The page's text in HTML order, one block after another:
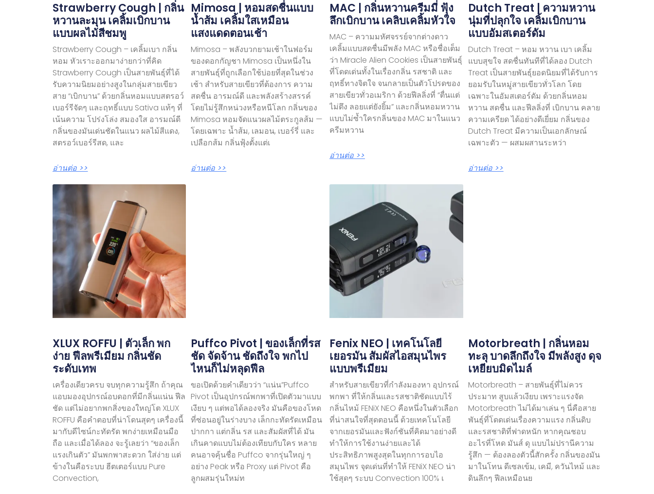
Strawberry Cough | กลิ่น
หวานละมุน เคลิ้มเบิกบาน
แบบผลไม้สีชมพู
Strawberry Cough – เคลิ้มเบา กลิ่น
หอม หัวเราะออกมาง่ายกว่าที่คิด
Strawberry Cough เป็นสายพันธุ์ที่ได้
รับความนิยมอย่างสูงในกลุ่มสายเขียว
สาย “เบิกบาน” ด้วยกลิ่นหอมแบบสตรอว์
เบอร์รีจัดๆ และฤทธิ์แบบ Sativa แท้ๆ ที่
เน้นความ โปร่งโล่ง สมองใส อารมณ์ดี
กลิ่นของมันเด่นชัดในแนว ผลไม้สีแดง,
สตรอว์เบอร์รีสด, และ
อ่านต่อ >>
Mimosa | หอมสดชื่นแบบ
น้ำส้ม เคลิ้มใสเหมือน
แสงแดดตอนเช้า
Mimosa – พลังบวกยามเช้าในฟอร์ม
ของดอกกัญชา Mimosa เป็นหนึ่งใน
สายพันธุ์ที่ถูกเลือกใช้บ่อยที่สุดในช่วง
เช้า สำหรับสายเขียวที่ต้องการ ความ
สดชื่น อารมณ์ดี และพลังสร้างสรรค์
โดยไม่รู้สึกหน่วงหรือหนีโลก กลิ่นของ
Mimosa หอมจัดแนวผลไม้ตระกูลส้ม —
โดยเฉพาะ น้ำส้ม, เลมอน, เบอร์รี่ และ
เปลือกส้ม กลิ่นฟุ้งตั้งแต่เ
อ่านต่อ >>
MAC | กลิ่นหวานครีมมี่ ฟุ้ง
ลึกเบิกบาน เคลิบเคลิ้มหัวใจ
MAC – ความมหัศจรรย์จากต่างดาว
เคลิ้มแบบสดชื่นมีพลัง MAC หรือชื่อเต็ม
ว่า Miracle Alien Cookies เป็นสายพันธุ์
ที่โดดเด่นทั้งในเรื่องกลิ่น รสชาติ และ
ฤทธิ์ทางจิตใจ จนกลายเป็นตัวโปรดของ
สายเขียวทั่วอเมริกา ด้วยฟีลลิ่งที่ “ตื่นแต่
ไม่ตึง ลอยแต่ยังยิ้ม” และกลิ่นหอมหวาน
แบบไม่ซ้ำใครกลิ่นของ MAC มาในแนว
ครีมหวาน
อ่านต่อ >>
Dutch Treat | ความหวาน
นุ่มที่ปลุกใจ เคลิ้มเบิกบาน
แบบอัมสเตอร์ดัม
Dutch Treat – หอม หวาน เบา เคลิ้ม
แบบสุขใจ สดชื่นทันทีที่ได้ลอง Dutch
Treat เป็นสายพันธุ์ยอดนิยมที่ได้รับการ
ยอมรับในหมู่สายเขียวทั่วโลก โดย
เฉพาะในอัมสเตอร์ดัม ด้วยกลิ่นหอม
หวาน สดชื่น และฟีลลิ่งที่ เบิกบาน คลาย
ความเครียด ได้อย่างดีเยี่ยม กลิ่นของ
Dutch Treat มีความเป็นเอกลักษณ์
เฉพาะตัว — ผสมผสานระหว่า
อ่านต่อ >>
XLUX ROFFU | ตัวเล็ก พก
ง่าย ฟีลพรีเมียม กลิ่นชัด
ระดับเทพ
เครื่องเดียวครบ จบทุกความรู้สึก ถ้าคุณ
แอบมองอุปกรณ์อบดอกที่มีกลิ่นแน่น ฟีล
ชัด แต่ไม่อยากพกสิ่งของใหญ่โต XLUX
ROFFU คือคำตอบที่น่าโดนสุดๆ เครื่องนี้
มากับดีไซน์กะทัดรัด พกง่ายเหมือนมือ
ถือ และเมื่อได้ลอง จะรู้เลยว่า “ของเล็ก
แรงเกินตัว” มันพกพาสะดวก ใส่ง่าย แต่
ข้างในคือระบบ ฮีตเตอร์แบบ Pure
Convection,
Puffco Pivot | ของเล็กที่รส
ชัด จัดจ้าน ชัดถึงใจ พกไป
ไหนก็ไม่หลุดฟีล
ขอเปิดด้วยคำเดียวว่า “แน่น”Puffco
Pivot เป็นอุปกรณ์พกพาที่เปิดตัวมาแบบ
เงียบ ๆ แต่พอได้ลองจริง มันคือของโหด
ที่ซ่อนอยู่ในร่างบาง เล็กกะทัดรัดเหมือน
ปากกา แต่กลิ่น รส และสัมผัสที่ได้ มัน
เกินคาดแบบไม่ต้องเทียบกับใคร หลาย
คนอาจคุ้นชื่อ Puffco จากรุ่นใหญ่ ๆ
อย่าง Peak หรือ Proxy แต่ Pivot คือ
ลูกผสมรุ่นใหม่ท
Fenix ​​​​NEO | เทคโนโลยี
เยอรมัน สัมผัสไอสมุนไพร
แบบพรีเมียม
สำหรับสายเขียวที่กำลังมองหา อุปกรณ์
พกพา ที่ให้กลิ่นและรสชาติชัดแบบไร้
กลิ่นไหม้ FENiX NEO คือหนึ่งในตัวเลือก
ที่น่าสนใจที่สุดตอนนี้ ด้วยเทคโนโลยี
จากเยอรมันและฟังก์ชันที่คิดมาอย่างดี
ทำให้การใช้งานง่ายและได้
ประสิทธิภาพสูงสุดในทุกการอบไอ
สมุนไพร จุดเด่นที่ทำให้ FENiX NEO น่า
ใช้สุดๆ ระบบ Convection 100% เ
Motorbreath | กลิ่นหอม
ทะลุ บาดลึกถึงใจ มีพลังสูง ดุจ
เหยียบมิดไมล์
Motorbreath – สายพันธุ์ที่ไม่ควร
ประมาท สูบแล้วเงียบ เพราะแรงจัด
Motorbreath ไม่ได้มาเล่น ๆ นี่คือสาย
พันธุ์ที่โดดเด่นเรื่องความแรง กลิ่นดิบ
และรสชาติที่ฟาดหนัก หากคุณชอบ
อะไรที่โหด มันส์ ดุ แบบไม่ปรานีความ
รู้สึก — ต้องลองตัวนี้สักครั้ง กลิ่นของมัน
มาในโทน ดีเซลเข้ม, เคมี, ควันไหม้ และ
ดินลึกๆ ฟีลเหมือนย